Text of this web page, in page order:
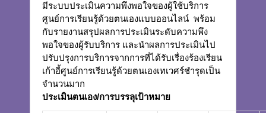
มีระบบประเมินความพึงพอใจของผู้ใช้บริการ
ศูนย์การเรียนรู้ด้วยตนเองแบบออนไลน์ พร้อม
กับรายงานสรุปผลการประเมินระดับความพึง
พอใจของผู้รับบริการ และนำผลการประเมินไป
ปรับปรุงการบริการจากการที่ได้รับเรื่องร้องเรียน
เก้าอี้ศูนย์การเรียนรู้ด้วยตนเองเทเวศร์ชำรุดเป็น
จำนวนมาก
ประเมินตนเอง/การบรรลุเป้าหมาย